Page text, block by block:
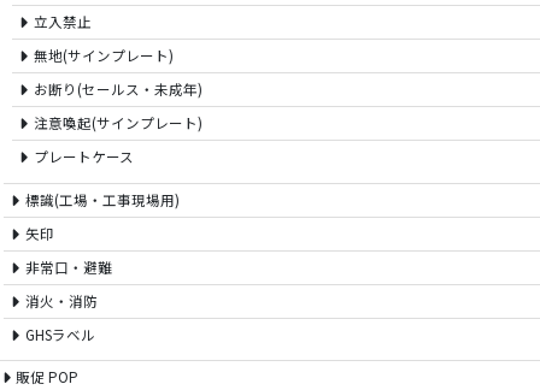
立入禁止
無地(サインプレート)
お断り(セールス・未成年)
注意喚起(サインプレート)
プレートケース
標識(工場・工事現場用)
矢印
非常口・避難
消火・消防
GHSラベル
販促 POP